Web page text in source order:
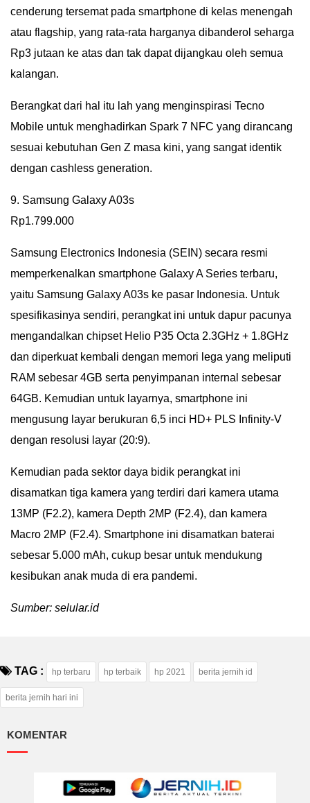
cenderung tersemat pada smartphone di kelas menengah
atau flagship, yang rata-rata harganya dibanderol seharga
Rp3 jutaan ke atas dan tak dapat dijangkau oleh semua
kalangan.
Berangkat dari hal itu lah yang menginspirasi Tecno
Mobile untuk menghadirkan Spark 7 NFC yang dirancang
sesuai kebutuhan Gen Z masa kini, yang sangat identik
dengan cashless generation.
9. Samsung Galaxy A03s
Rp1.799.000
Samsung Electronics Indonesia (SEIN) secara resmi
memperkenalkan smartphone Galaxy A Series terbaru,
yaitu Samsung Galaxy A03s ke pasar Indonesia. Untuk
spesifikasinya sendiri, perangkat ini untuk dapur pacunya
mengandalkan chipset Helio P35 Octa 2.3GHz + 1.8GHz
dan diperkuat kembali dengan memori lega yang meliputi
RAM sebesar 4GB serta penyimpanan internal sebesar
64GB. Kemudian untuk layarnya, smartphone ini
mengusung layar berukuran 6,5 inci HD+ PLS Infinity-V
dengan resolusi layar (20:9).
Kemudian pada sektor daya bidik perangkat ini
disamatkan tiga kamera yang terdiri dari kamera utama
13MP (F2.2), kamera Depth 2MP (F2.4), dan kamera
Macro 2MP (F2.4). Smartphone ini disamatkan baterai
sebesar 5.000 mAh, cukup besar untuk mendukung
kesibukan anak muda di era pandemi.
Sumber: selular.id
TAG : hp terbaru hp terbaik hp 2021 berita jernih id
berita jernih hari ini
KOMENTAR